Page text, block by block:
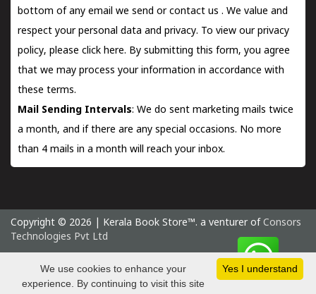
bottom of any email we send orcontact us . We value and
respect your personal data and privacy. To view our privacy
policy, please click here. By submitting this form, you agree
that we may process your information in accordance with
these terms.
Mail Sending Intervals: We do sent marketing mails twice
a month, and if there are any special occasions. No more
than 4 mails in a month will reach your inbox.
Copyright © 2026 | Kerala Book Store™. a venturer of Consors
Technologies Pvt Ltd
Friday 7 August, 2026 IST
Yes I understand
We use cookies to enhance your
experience. By continuing to visit this site